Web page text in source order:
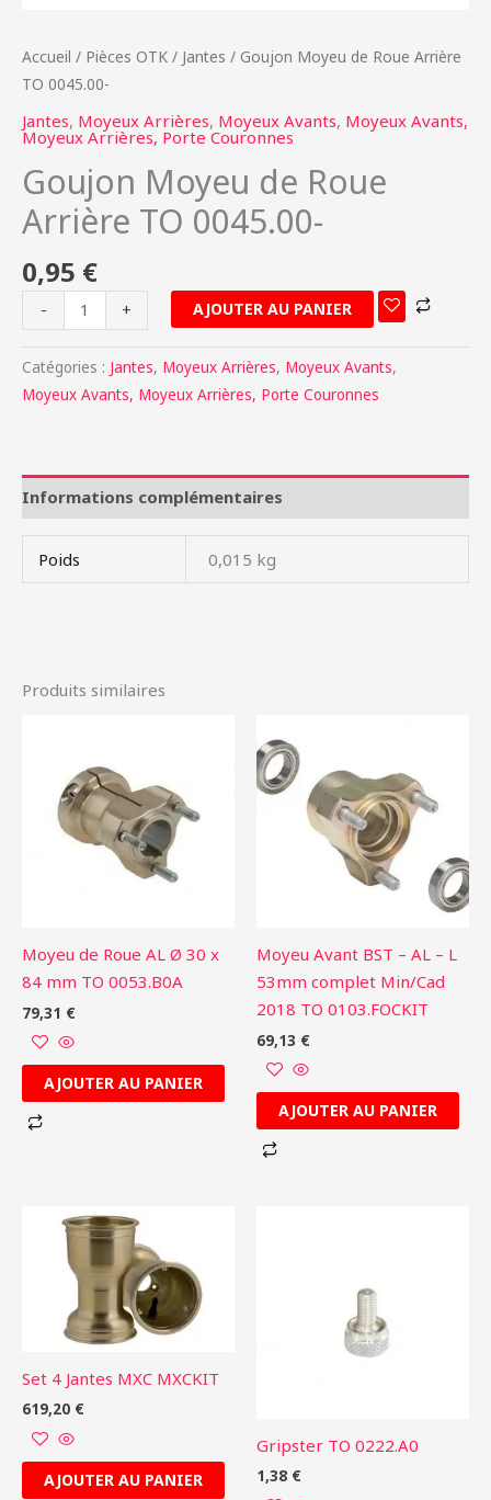
Accueil / Pièces OTK / Jantes / Goujon Moyeu de Roue Arrière
TO 0045.00-
Jantes, Moyeux Arrières, Moyeux Avants, Moyeux Avants,
Moyeux Arrières, Porte Couronnes
Goujon Moyeu de Roue
Arrière TO 0045.00-
0,95 €
- + AJOUTER AU PANIER
Catégories : Jantes, Moyeux Arrières, Moyeux Avants,
Moyeux Avants, Moyeux Arrières, Porte Couronnes
Informations complémentaires
Poids 0,015 kg
Produits similaires
Moyeu de Roue AL Ø 30 x
84 mm TO 0053.B0A
79,31 €
AJOUTER AU PANIER
Moyeu Avant BST – AL – L
53mm complet Min/Cad
2018 TO 0103.FOCKIT
69,13 €
AJOUTER AU PANIER
Set 4 Jantes MXC MXCKIT
619,20 €
AJOUTER AU PANIER
Gripster TO 0222.A0
1,38 €